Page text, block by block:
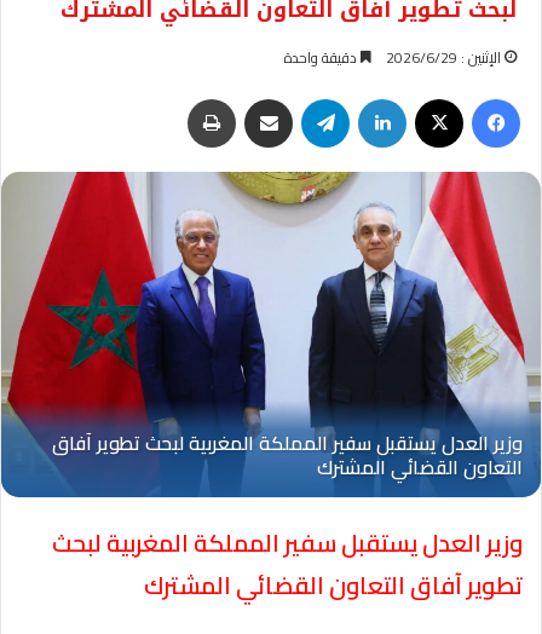
لبحث تطوير آفاق التعاون القضائي المشترك
الإثنين : 2026/6/29 دقيقة واحدة
فيسبوك لينكدإن تيلقرام مشاركة عبر البريد
وزير العدل يستقبل سفير المملكة المغربية لبحث
تطوير آفاق التعاون القضائي المشترك